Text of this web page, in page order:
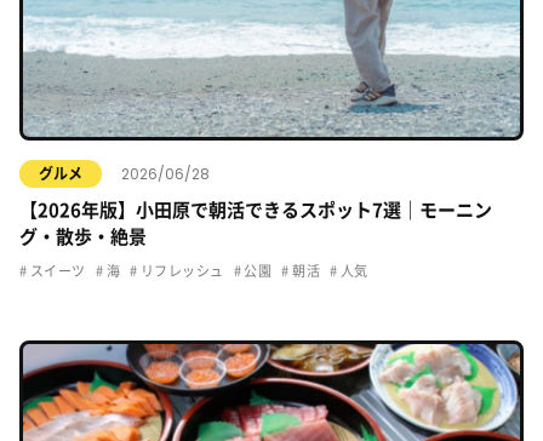
グルメ 2026/06/28
【2026年版】小田原で朝活できるスポット7選｜モーニン
グ・散歩・絶景
スイーツ 海 リフレッシュ 公園 朝活 人気